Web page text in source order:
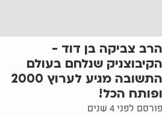
הרב צביקה בן דוד -
הקיבוצניק שנלחם בעולם
התשובה מגיע לערוץ 2000
ופותח הכל!
פורסם לפני 4 שנים